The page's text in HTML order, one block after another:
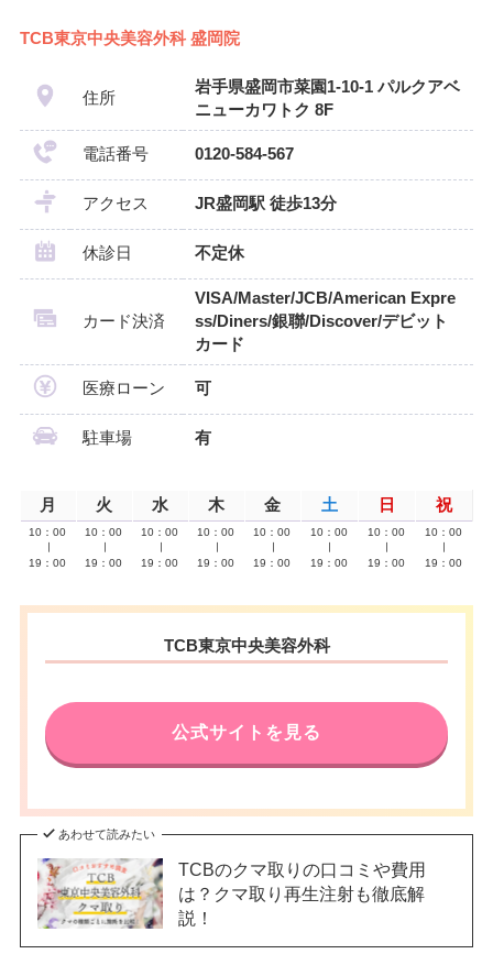
TCB東京中央美容外科 盛岡院
住所
岩手県盛岡市菜園1-10-1 パルクアベ
ニューカワトク 8F
電話番号 0120-584-567
アクセス JR盛岡駅 徒歩13分
休診日 不定休
カード決済
VISA/Master/JCB/American Expre
ss/Diners/銀聯/Discover/デビット
カード
医療ローン 可
駐車場 有
月 火 水 木 金 土 日 祝
10：00
19：00
10：00
19：00
10：00
19：00
10：00
19：00
10：00
19：00
10：00
19：00
10：00
19：00
10：00
19：00
TCB東京中央美容外科
公式サイトを見る
あわせて読みたい
TCBのクマ取りの口コミや費用
は？クマ取り再生注射も徹底解
説！